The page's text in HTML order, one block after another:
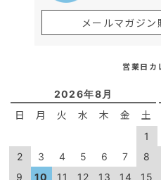
メールマガジン
営業日カ
2026年8月
日 月 火 水 木 金 土
1
2
3 4 5 6 7
8
9
10 11 12 13 14
15